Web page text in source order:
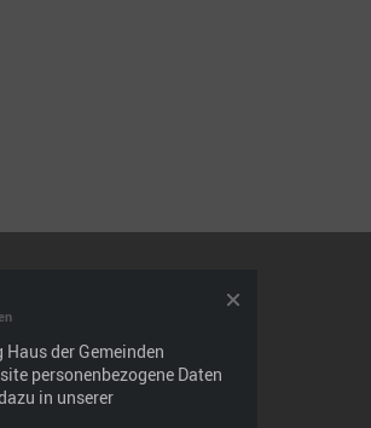
den
der Gemeinden
personenbezogene Daten
in unserer